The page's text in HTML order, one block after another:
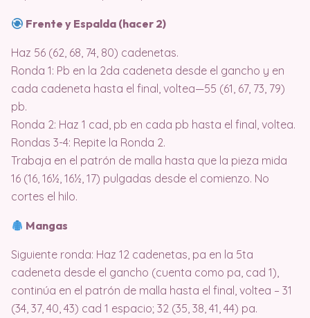
Frente y Espalda (hacer 2)
Haz 56 (62, 68, 74, 80) cadenetas.
Ronda 1: Pb en la 2da cadeneta desde el gancho y en
cada cadeneta hasta el final, voltea—55 (61, 67, 73, 79)
pb.
Ronda 2: Haz 1 cad, pb en cada pb hasta el final, voltea.
Rondas 3-4: Repite la Ronda 2.
Trabaja en el patrón de malla hasta que la pieza mida
16 (16, 16½, 16½, 17) pulgadas desde el comienzo. No
cortes el hilo.
Mangas
Siguiente ronda: Haz 12 cadenetas, pa en la 5ta
cadeneta desde el gancho (cuenta como pa, cad 1),
continúa en el patrón de malla hasta el final, voltea – 31
(34, 37, 40, 43) cad 1 espacio; 32 (35, 38, 41, 44) pa.